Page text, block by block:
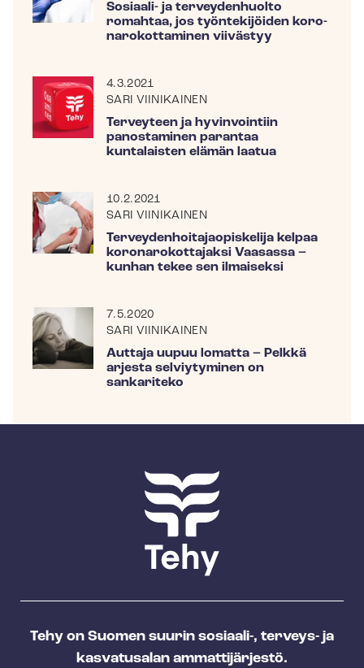
Sosiaali- ja terveydenhuolto
romahtaa, jos työntekijöiden ko­ro­
na­ro­kot­ta­mi­nen viivästyy
4.3.2021
SARI VIINIKAINEN
Terveyteen ja hyvinvointiin
panostaminen parantaa
kuntalaisten elämän laatua
10.2.2021
SARI VIINIKAINEN
Ter­vey­den­hoi­ta­jao­pis­ke­li­ja kelpaa
ko­ro­na­ro­kot­ta­jak­si Vaasassa –
kunhan tekee sen ilmaiseksi
7.5.2020
SARI VIINIKAINEN
Auttaja uupuu lomatta – Pelkkä
arjesta selviytyminen on
sankariteko
Tehy on Suomen suurin sosiaali-, terveys- ja
kasvatusalan ammattijärjestö.